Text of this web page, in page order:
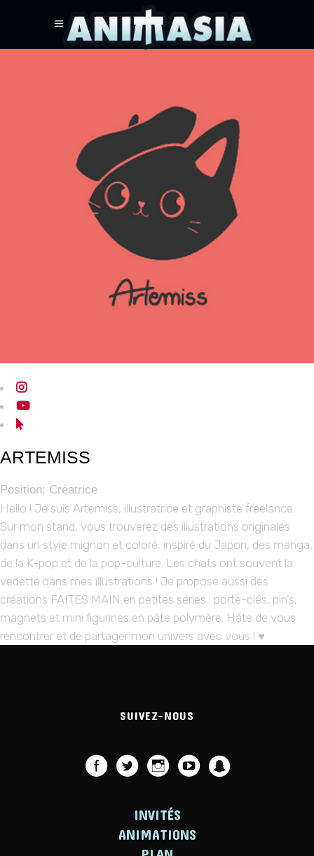
ARTEMISS
Position: Créatrice
Hello ! Je suis Artemiss, illustratrice et graphiste freelance.
Sur mon stand, vous trouverez des illustrations originales
dans un style mignon et coloré, inspiré du Japon, des manga,
de la K-pop et de la pop-culture. Les chats ont souvent la
vedette dans mes illustrations ! Je propose aussi des
créations FAITES MAIN en petites séries : porte-clés, pin’s,
magnets et mini figurines en pâte polymère. Hâte de vous
rencontrer et de partager mon univers avec vous ! ♥
SUIVEZ-NOUS
INVITÉS
ANIMATIONS